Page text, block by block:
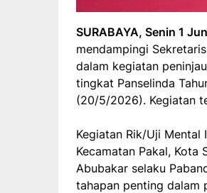
SURABAYA, Senin 1
mendampingi
dalam kegiatan
tingkat Panselinda
(20/5/2026). Kegiatan
Kegiatan Rik/Uji
Kecamatan Pakal,
Abubakar selaku
tahapan penting dalam